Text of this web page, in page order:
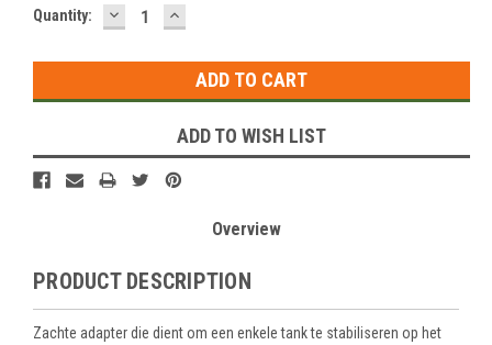
Current
Quantity: DECREASE
QUANTITY:
INCREASE
QUANTITY:
ADD TO WISH LIST
Overview
PRODUCT DESCRIPTION
Zachte adapterdie dient om een enkele tank te stabiliseren op het